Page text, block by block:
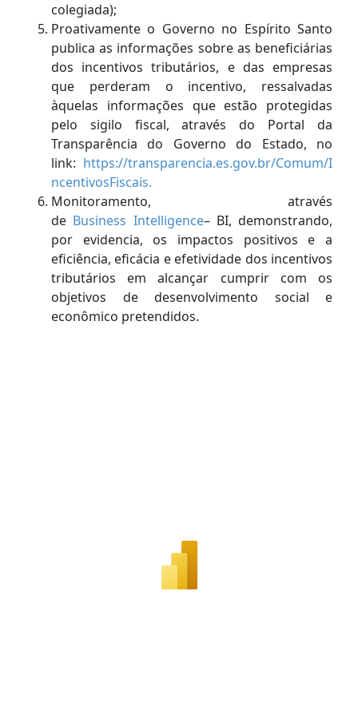
colegiada);
Proativamente o Governo no Espírito Santo
publica as informações sobre as beneficiárias
dos incentivos tributários, e das empresas
que perderam o incentivo, ressalvadas
àquelas informações que estão protegidas
pelo sigilo fiscal, através do Portal da
Transparência do Governo do Estado, no
link: https://transparencia.es.gov.br/Comum/I
ncentivosFiscais.
Monitoramento, através
de Business Intelligence– BI, demonstrando,
por evidencia, os impactos positivos e a
eficiência, eficácia e efetividade dos incentivos
tributários em alcançar cumprir com os
objetivos de desenvolvimento social e
econômico pretendidos.